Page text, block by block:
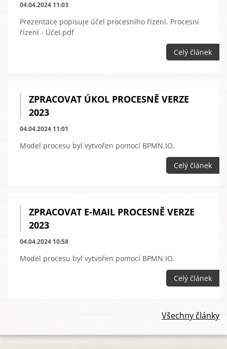
04.04.2024 11:03
Prezentace popisuje účel procesního řízení. Procesní
řízení - Účel.pdf
Celý článek
ZPRACOVAT ÚKOL PROCESNĚ VERZE
2023
04.04.2024 11:01
Model procesu byl vytvořen pomocí BPMN.IO.
Celý článek
ZPRACOVAT E-MAIL PROCESNĚ VERZE
2023
04.04.2024 10:58
Model procesu byl vytvořen pomocí BPMN.IO.
Celý článek
Všechny články